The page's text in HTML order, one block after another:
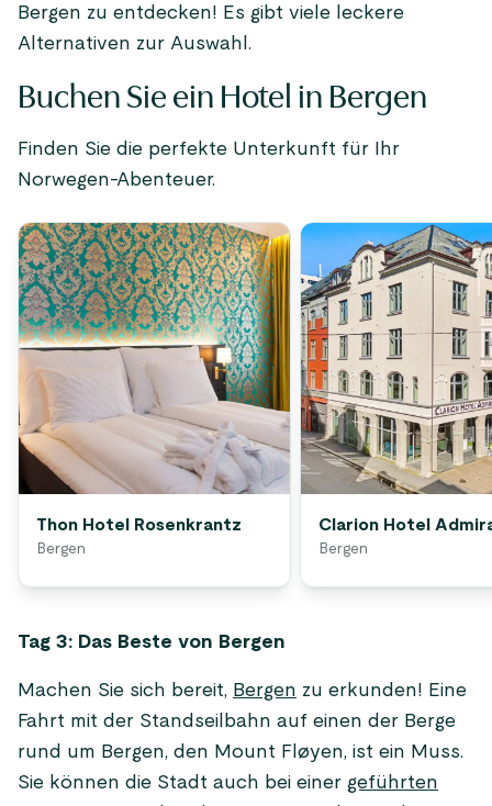
Bergen zu entdecken! Es gibt viele leckere
Alternativen zur Auswahl.
Buchen Sie ein Hotel in Bergen
Finden Sie die perfekte Unterkunft für Ihr
Norwegen-Abenteuer.
Thon Hotel Rosenkrantz
Bergen
Clarion Hotel
Bergen
Tag 3: Das Beste von Bergen
Machen Sie sich bereit, Bergen zu erkunden! Eine
Fahrt mit der Standseilbahn auf einen der Berge
rund um Bergen, den Mount Fløyen, ist ein Muss.
Sie können die Stadt auch bei einer geführten